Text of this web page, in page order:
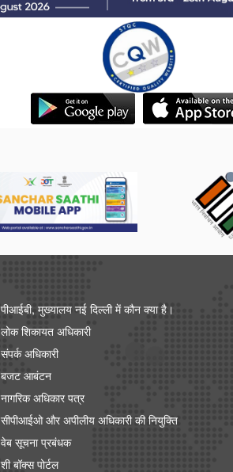
पीआईबी, मुख्यालय नई दिल्ली में कौन क्या है।
लोक शिकायत अधिकारी
संपर्क अधिकारी
बजट आबंटन
नागरिक अधिकार पत्र
सीपीआईओ और अपी‍लीय अधिकारी की नियुक्ति
वेब सूचना प्रबंधक
शी बॉक्स पोर्टल